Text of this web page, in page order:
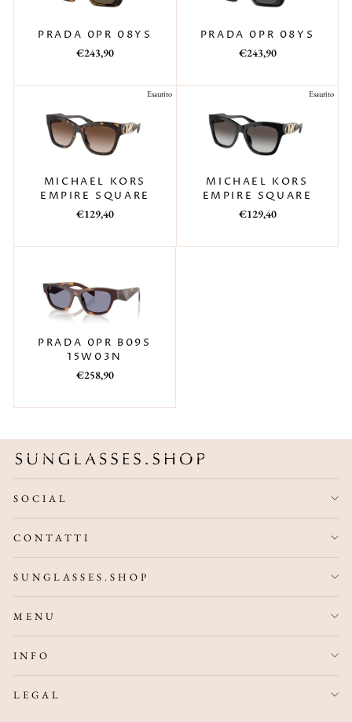
PRADA 0PR 08YS
Prezzo
listino
Prezzo
€243,90
PRADA 0PR 08YS
Prezzo
listino
Prezzo
€243,90
Esaurito
MICHAEL KORS
EMPIRE SQUARE
Prezzo
listino
Prezzo
€129,40
Esaurito
MICHAEL KORS
EMPIRE SQUARE
Prezzo
listino
Prezzo
€129,40
PRADA 0PR B09S
15W03N
Prezzo
listino
Prezzo
€258,90
SOCIAL
CONTATTI
SUNGLASSES.SHOP
MENU
INFO
LEGAL